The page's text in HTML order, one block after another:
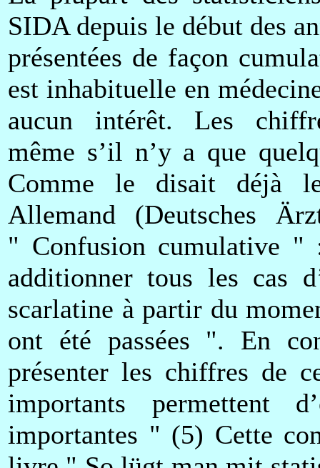
SIDA depuis le début des
présentées de façon
est inhabituelle en
aucun intérêt. Les
même s’il n’y a que
Comme le disait déjà
Allemand (Deutsches
" Confusion cumulative "
additionner tous les cas
scarlatine à partir du
ont été passées ". En
présenter les chiffres de
importants permettent
importantes " (5) Cette